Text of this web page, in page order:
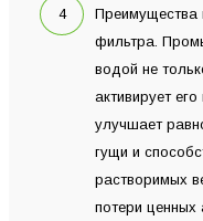
Преимущества
фильтра.
водой не
активирует
улучшает
гущи и
растворимых
потери ценных